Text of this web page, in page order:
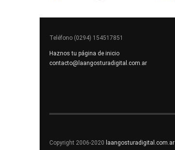
Teléfono (0294) 154517851
Haznos tu página de inicio
contacto@laangosturadigital.com.ar
Copyright 2006-2020 laangosturadigital.com.ar